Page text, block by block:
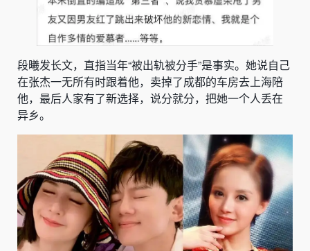
段曦发长文，直指当年“被出轨被分手”是事实。她说自己
在张杰一无所有时跟着他，卖掉了成都的车房去上海陪
他，最后人家有了新选择，说分就分，把她一个人丢在
异乡。